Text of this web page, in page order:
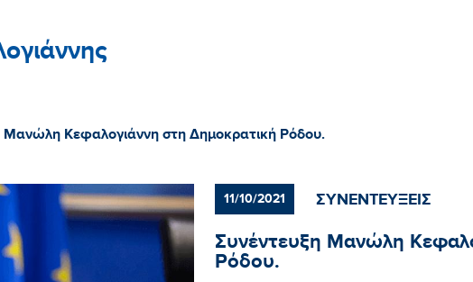
Μανώλη Κεφαλογιάννη στη Δημοκρατική Ρόδου.
11/10/2021 ΣΥΝΕΝΤΕΥΞΕΙΣ
Συνέντευξη Μανώλη
Ρόδου.